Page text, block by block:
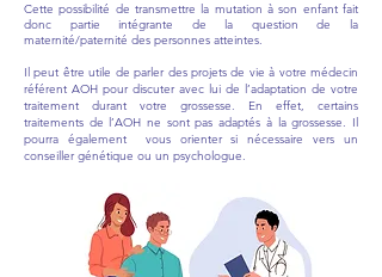
Cette possibilité de transmettre la mutation à son enfant fait
donc partie intégrante de la question de la
maternité/paternité des personnes atteintes.
Il peut être utile de parler des projets de vie à votre médecin
référent AOH pour discuter avec lui de l’adaptation de votre
traitement durant votre grossesse. En effet, certains
traitements de l’AOH ne sont pas adaptés à la grossesse. Il
pourra également vous orienter si nécessaire vers un
conseiller génétique ou un psychologue.